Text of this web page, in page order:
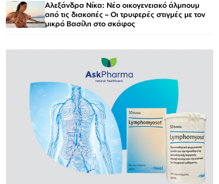
Αλεξάνδρα Νίκα: Νέο οικογενειακό άλμπουμ
από τις διακοπές – Οι τρυφερές στιγμές με τον
μικρό Βασίλη στο σκάφος